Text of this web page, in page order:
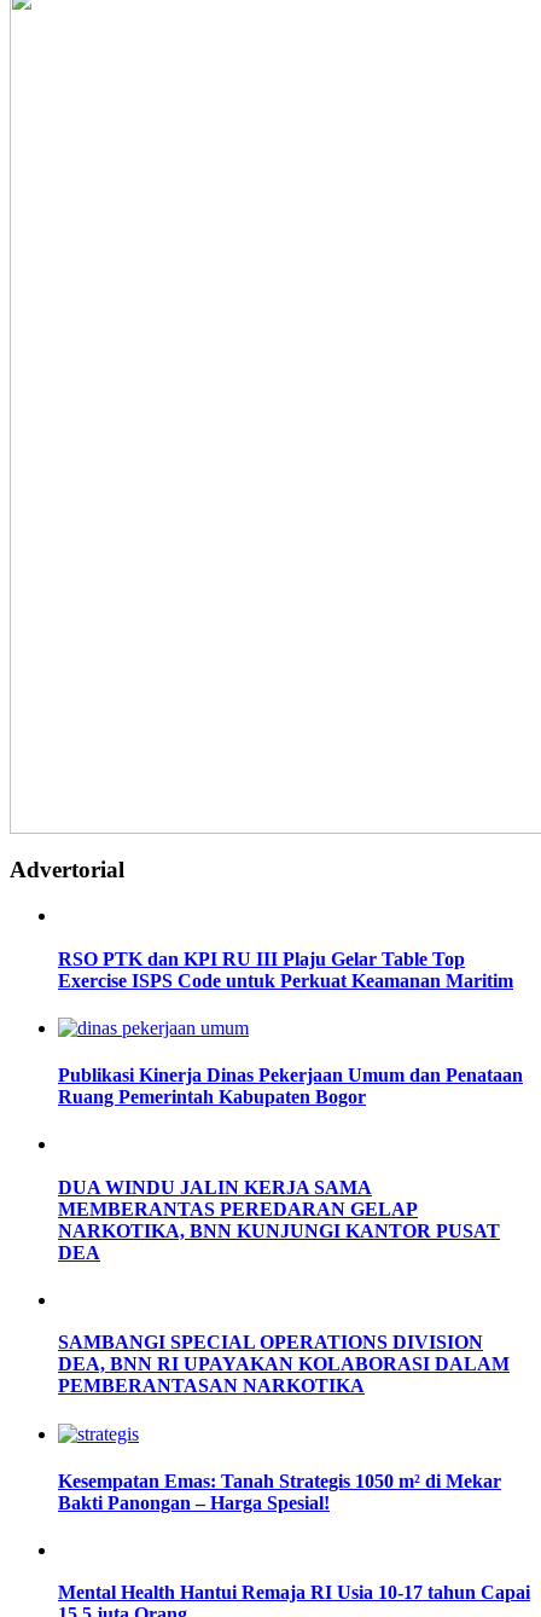
Advertorial
RSO PTK dan KPI RU III Plaju Gelar Table Top
Exercise ISPS Code untuk Perkuat Keamanan Maritim
Publikasi Kinerja Dinas Pekerjaan Umum dan Penataan
Ruang Pemerintah Kabupaten Bogor
DUA WINDU JALIN KERJA SAMA
MEMBERANTAS PEREDARAN GELAP
NARKOTIKA, BNN KUNJUNGI KANTOR PUSAT
DEA
SAMBANGI SPECIAL OPERATIONS DIVISION
DEA, BNN RI UPAYAKAN KOLABORASI DALAM
PEMBERANTASAN NARKOTIKA
Kesempatan Emas: Tanah Strategis 1050 m² di Mekar
Bakti Panongan – Harga Spesial!
Mental Health Hantui Remaja RI Usia 10-17 tahun Capai